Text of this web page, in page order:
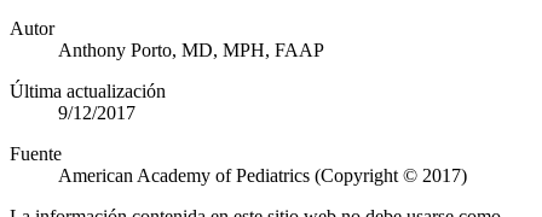
Autor
Anthony Porto, MD, MPH, FAAP
Última actualización
9/12/2017
Fuente
American Academy of Pediatrics (Copyright © 2017)